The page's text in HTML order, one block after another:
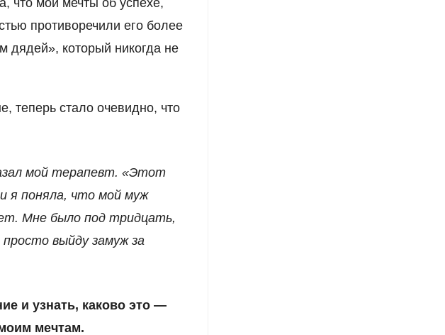
что мои мечты об успехе,
противоречили его более
дядей», который никогда не
теперь стало очевидно, что
мой терапевт. «Этот
я поняла, что мой муж
Мне было под тридцать,
выйду замуж за
и узнать, каково это —
мечтам.